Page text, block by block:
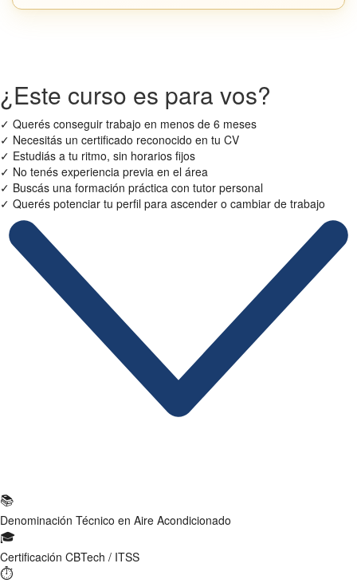
¿Este curso es para vos?
✓ Querés conseguir trabajo en menos de 6 meses
✓ Necesitás un certificado reconocido en tu CV
✓ Estudiás a tu ritmo, sin horarios fijos
✓ No tenés experiencia previa en el área
✓ Buscás una formación práctica con tutor personal
✓ Querés potenciar tu perfil para ascender o cambiar de trabajo
📚
Denominación Técnico en Aire Acondicionado
🎓
Certificación CBTech / ITSS
⏱